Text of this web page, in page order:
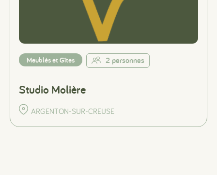
Meublés et Gîtes 2 personnes
Studio Molière
ARGENTON-SUR-CREUSE